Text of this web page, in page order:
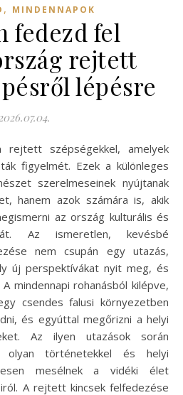
, MINDENNAPOK
fedezd fel
rejtett
lépésre
2026.07.04.
figyelmét. Ezek a különleges
szerelmeseinek nyújtanak
hanem azok számára is, akik
az ország kulturális és
Az ismeretlen, kevésbé
nem csupán egy utazás,
új perspektívákat nyit meg, és
mindennapi rohanásból kilépve,
csendes falusi környezetben
és egyúttal megőrizni a helyi
Az ilyen utazások során
olyan történetekkel és helyi
mesélnek a vidéki élet
A rejtett kincsek felfedezése